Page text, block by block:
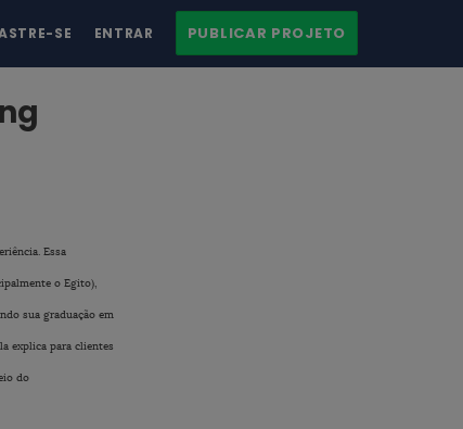
SE ENTRAR PUBLICAR PROJETO
Essa
o Egito),
sua graduação em
explica para clientes
do